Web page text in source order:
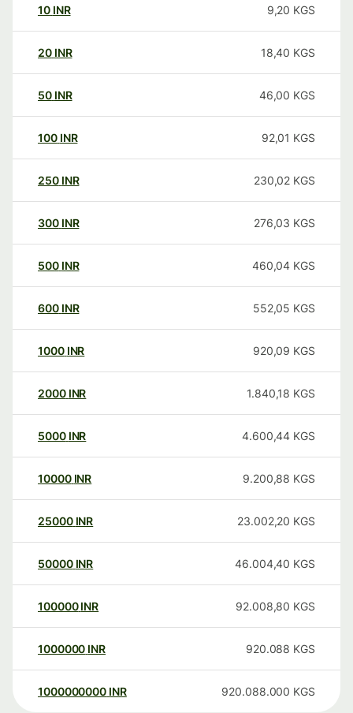
10 INR 9,20 KGS
20 INR 18,40 KGS
50 INR 46,00 KGS
100 INR 92,01 KGS
250 INR 230,02 KGS
300 INR 276,03 KGS
500 INR 460,04 KGS
600 INR 552,05 KGS
1000 INR 920,09 KGS
2000 INR 1.840,18 KGS
5000 INR 4.600,44 KGS
10000 INR 9.200,88 KGS
25000 INR 23.002,20 KGS
50000 INR 46.004,40 KGS
100000 INR 92.008,80 KGS
1000000 INR 920.088 KGS
1000000000 INR 920.088.000 KGS